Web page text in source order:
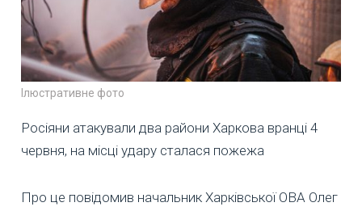
Ілюстративне фото
Росіяни атакували два райони Харкова вранці 4
червня, на місці удару сталася пожежа
Про це повідомив начальник Харківської ОВА Олег